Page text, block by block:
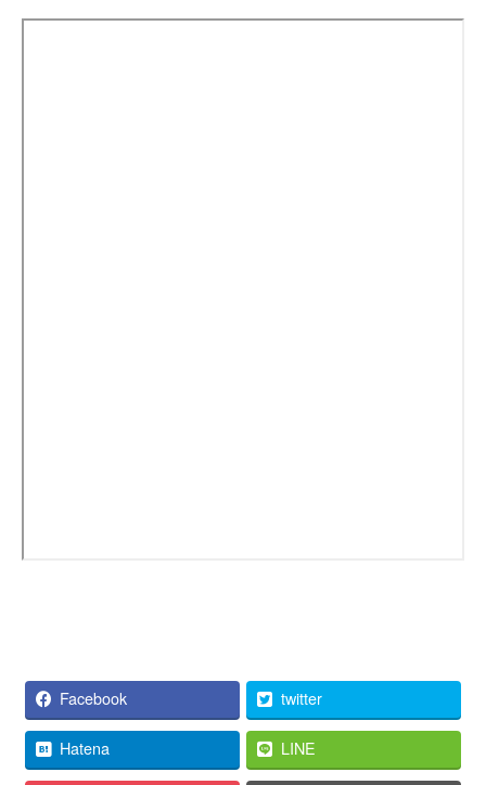
Facebook twitter
Hatena LINE